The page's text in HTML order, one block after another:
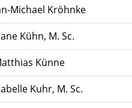
Michael Kröhnke
Kühn, M. Sc.
Künne
Kuhr, M. Sc.